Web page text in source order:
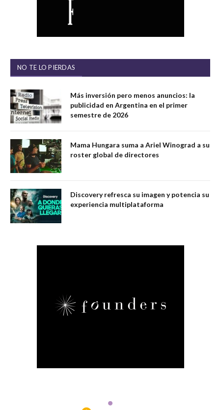
NO TE LO PIERDAS
Más inversión pero menos anuncios: la
publicidad en Argentina en el primer
semestre de 2026
Mama Hungara suma a Ariel Winograd a su
roster global de directores
Discovery refresca su imagen y potencia su
experiencia multiplataforma